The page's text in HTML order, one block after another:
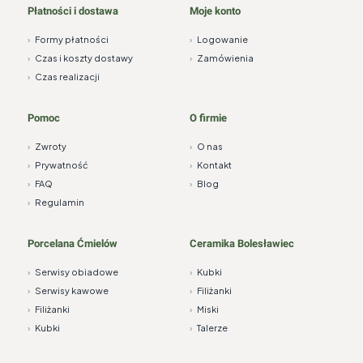
Płatności i dostawa
› Formy płatności
› Czas i koszty dostawy
› Czas realizacji
Moje konto
› Logowanie
› Zamówienia
Pomoc
› Zwroty
› Prywatność
› FAQ
› Regulamin
O firmie
› O nas
› Kontakt
› Blog
Porcelana Ćmielów
› Serwisy obiadowe
› Serwisy kawowe
› Filiżanki
› Kubki
Ceramika Bolesławiec
› Kubki
› Filiżanki
› Miski
› Talerze